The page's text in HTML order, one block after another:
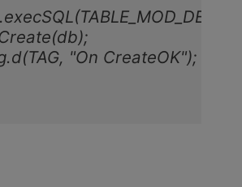
"On CreateOK");